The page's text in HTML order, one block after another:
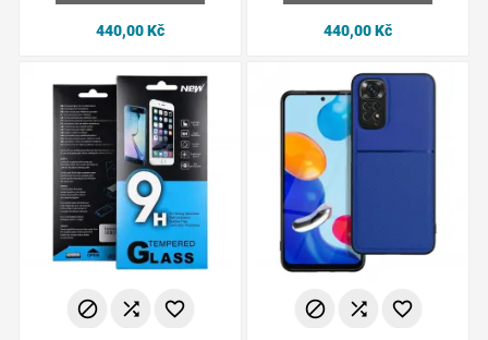
440,00 Kč 440,00 Kč
     